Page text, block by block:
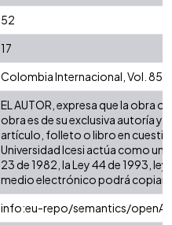
52
17
Colombia Internacional, Vol. 85 -
EL AUTOR, expresa que la obra
obra es de su exclusiva autoría y
artículo, folleto o libro en
Universidad Icesi actúa como un
23 de 1982, la Ley 44 de 1993,
medio electrónico podrá copiar
info:eu-repo/semantics/